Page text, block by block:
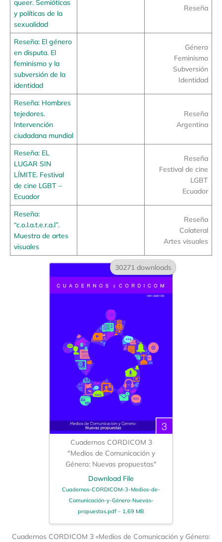
queer. Semióticas
y políticas de la
sexualidad
Reseña
Reseña: El género
en disputa. El
feminismo y la
subversión de la
identidad
Género
Feminismo
Subversión
Identidad
Reseña: Hombres
tejedores.
Intervención
ciudadana mundial
Reseña
Argentina
Reseña: EL
LUGAR SIN
LÍMITE. Festival
de cine LGBT –
Ecuador
Reseña
Festival de cine
LGBT
Ecuador
Reseña:
“c.o.l.a.t.e.r.a.l”.
Muestra de artes
visuales
Reseña
Colateral
Artes visuales
30271 downloads
Cuadernos CORDICOM 3
"Medios de Comunicación y
Género: Nuevas propuestas"
Download File
Cuadernos-CORDICOM-3-Medios-de-
Comunicación-y-Género-Nuevas-
propuestas.pdf – 1,69 MB
Cuadernos CORDICOM 3 «Medios de Comunicación y Género: